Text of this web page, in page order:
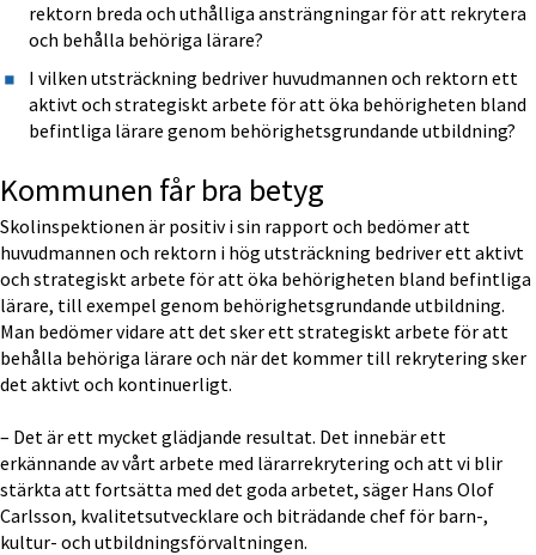
rektorn breda och uthålliga ansträngningar för att rekrytera
och behålla behöriga lärare?
I vilken utsträckning bedriver huvudmannen och rektorn ett
aktivt och strategiskt arbete för att öka behörigheten bland
befintliga lärare genom behörighetsgrundande utbildning?
Kommunen får bra betyg
Skolinspektionen är positiv i sin rapport och bedömer att
huvudmannen och rektorn i hög utsträckning bedriver ett aktivt
och strategiskt arbete för att öka behörigheten bland befintliga
lärare, till exempel genom behörighetsgrundande utbildning.
Man bedömer vidare att det sker ett strategiskt arbete för att
behålla behöriga lärare och när det kommer till rekrytering sker
det aktivt och kontinuerligt.
– Det är ett mycket glädjande resultat. Det innebär ett
erkännande av vårt arbete med lärarrekrytering och att vi blir
stärkta att fortsätta med det goda arbetet, säger Hans Olof
Carlsson, kvalitetsutvecklare och biträdande chef för barn-,
kultur- och utbildningsförvaltningen.